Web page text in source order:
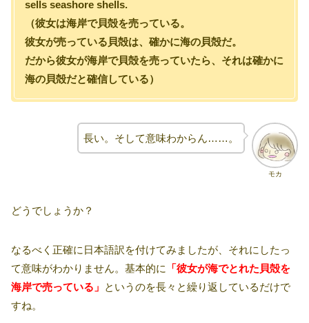
sells seashore shells.
（彼女は海岸で貝殻を売っている。
彼女が売っている貝殻は、確かに海の貝殻だ。
だから彼女が海岸で貝殻を売っていたら、それは確かに
海の貝殻だと確信している）
モカ
長い。そして意味わからん……。
どうでしょうか？
なるべく正確に日本語訳を付けてみましたが、それにしたっ
て意味がわかりません。基本的に 「彼女が海でとれた貝殻を
海岸で売っている」 というのを長々と繰り返しているだけで
すね。